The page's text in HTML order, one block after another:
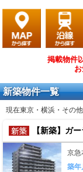
掲載物件
新築物件一覧
現在東京・横浜・その
【新築】ガ
京急
築年